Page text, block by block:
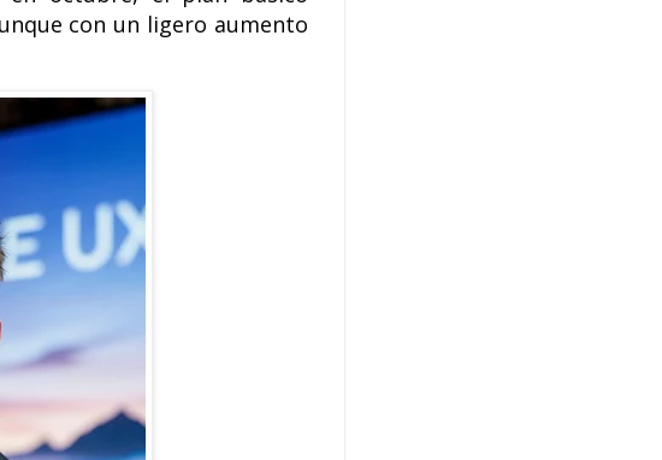
con un ligero aumento